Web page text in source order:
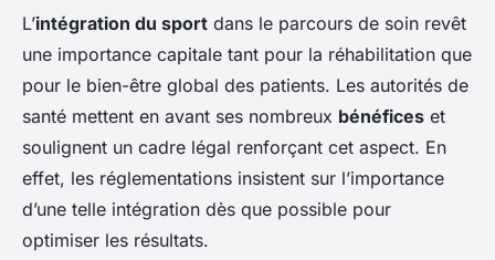
L’intégration du sport dans le parcours de soin revêt
une importance capitale tant pour la réhabilitation que
pour le bien-être global des patients. Les autorités de
santé mettent en avant ses nombreux bénéfices et
soulignent un cadre légal renforçant cet aspect. En
effet, les réglementations insistent sur l’importance
d’une telle intégration dès que possible pour
optimiser les résultats.